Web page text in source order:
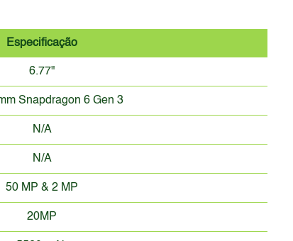
Especificação
6.77"
Snapdragon 6 Gen 3
N/A
N/A
50 MP & 2 MP
20MP